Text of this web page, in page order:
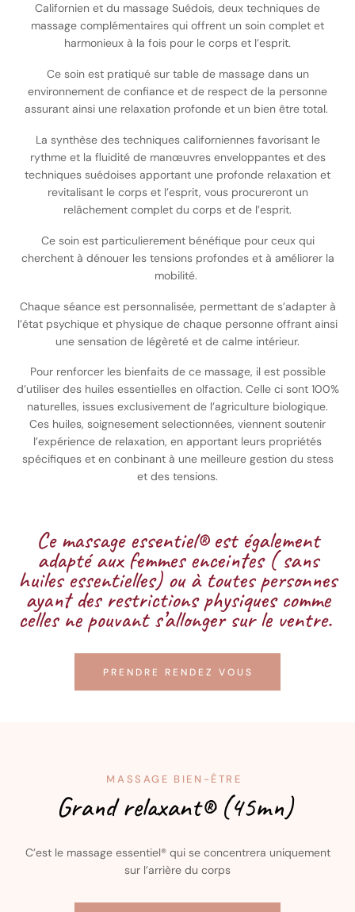
Californien et du massage Suédois, deux techniques de
massage complémentaires qui offrent un soin complet et
harmonieux à la fois pour le corps et l’esprit.
Ce soin est pratiqué sur table de massage dans un
environnement de confiance et de respect de la personne
assurant ainsi une relaxation profonde et un bien être total.
La synthèse des techniques californiennes favorisant le
rythme et la fluidité de manœuvres enveloppantes et des
techniques suédoises apportant une profonde relaxation et
revitalisant le corps et l’esprit, vous procureront un
relâchement complet du corps et de l’esprit.
Ce soin est particulierement bénéfique pour ceux qui
cherchent à dénouer les tensions profondes et à améliorer la
mobilité.
Chaque séance est personnalisée, permettant de s’adapter à
l’état psychique et physique de chaque personne offrant ainsi
une sensation de légèreté et de calme intérieur.
Pour renforcer les bienfaits de ce massage, il est possible
d’utiliser des huiles essentielles en olfaction. Celle ci sont 100%
naturelles, issues exclusivement de l’agriculture biologique.
Ces huiles, soignesement selectionnées, viennent soutenir
l’expérience de relaxation, en apportant leurs propriétés
spécifiques et en conbinant à une meilleure gestion du stess
et des tensions.
Ce massage essentiel® est également
adapté aux femmes enceintes ( sans
huiles essentielles) ou à toutes personnes
ayant des restrictions physiques comme
celles ne pouvant s’allonger sur le ventre.
PRENDRE RENDEZ VOUS
Grand relaxant® (45mn)
MASSAGE BIEN-ÊTRE
C’est le massage essentiel® qui se concentrera uniquement
sur l’arrière du corps